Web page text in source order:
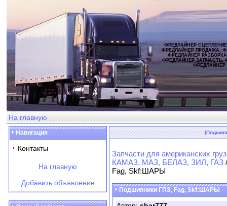
ФРЕДЛАЙНЕР
ФРЕДЛАЙНЕР ПРОДАЖА,
ФРЕДЛАЙНЕР
ФРЕДЛАЙНЕР ЗАПЧАСТЬ,
ФРЕДЛАЙНЕР
На главную
Навигация
Контакты
На главную
Добавить объявление
Запчасти для американских
КАМАЗ, МАЗ, БЕЛАЗ, ЗИЛ, ГАЗ
Fag, Skf:ШАРЫ
Подшипники ГПЗ, Fag, Skf:ШАРЫ